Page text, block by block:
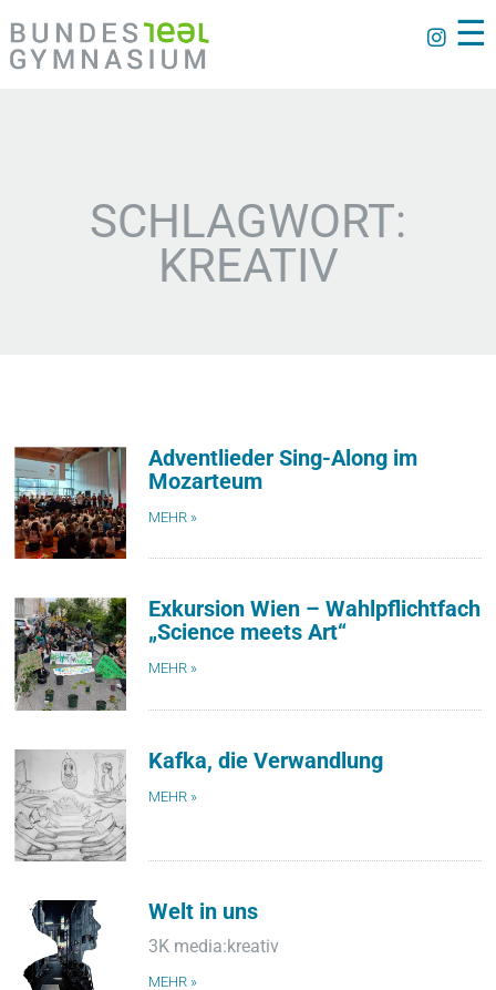
☰
SCHLAGWORT:
KREATIV
Adventlieder Sing-Along im
Mozarteum
MEHR »
Exkursion Wien – Wahlpflichtfach
„Science meets Art“
MEHR »
Kafka, die Verwandlung
MEHR »
Welt in uns
3K media:kreativ
MEHR »